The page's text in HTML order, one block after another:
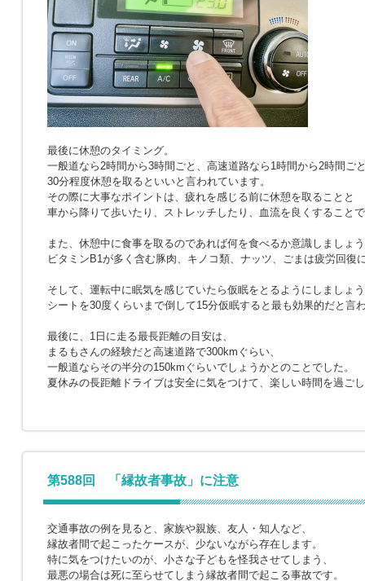
最後に休憩のタイミング。
一般道なら2時間から3時間ごと、高速道路なら1時間から2時間ご
30分程度休憩を取るといいと言われています。
その際に大事なポイントは、疲れを感じる前に休憩を取ることと
車から降りて歩いたり、ストレッチしたり、血流を良くすること
また、休憩中に食事を取るのであれば何を食べるか意識しましょ
ビタミンB1が多く含む豚肉、キノコ類、ナッツ、ごまは疲労回復
そして、運転中に眠気を感じていたら仮眠をとるようにしましょ
シートを30度くらいまで倒して15分仮眠すると最も効果的だと言
最後に、1日に走る最長距離の目安は、
まるもさんの経験だと高速道路で300kmぐらい、
一般道ならその半分の150kmぐらいでしょうかとのことでした。
夏休みの長距離ドライブは安全に気をつけて、楽しい時間を過ご
第588回 「縁故者事故」に注意
交通事故の例を見ると、家族や親族、友人・知人など、
縁故者間で起こったケースが、少ないながら存在します。
特に気をつけたいのが、小さな子どもを怪我させてしまう、
最悪の場合は死に至らせてしまう縁故者間で起こる事故です。